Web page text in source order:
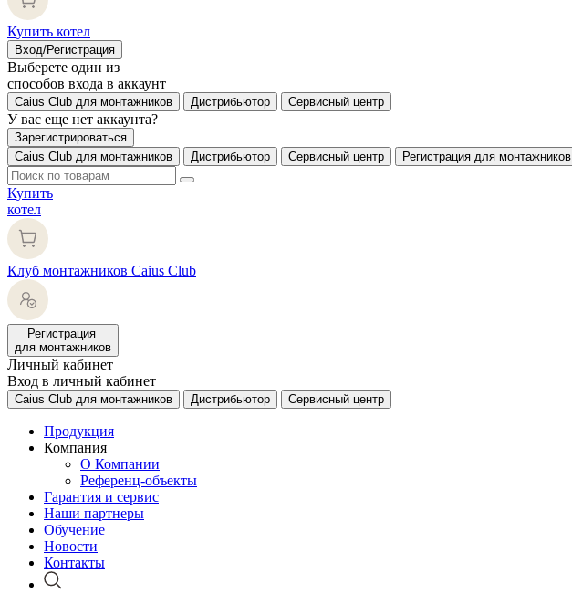
Купить котел
Вход/Регистрация
Выберете один из
способов входа в аккаунт
Caius Club для монтажников Дистрибьютор Сервисный центр
У вас еще нет аккаунта?
Зарегистрироваться
Caius Club для монтажников
Дистрибьютор Сервисный центр Регистрация для монтажников
Купить
котел
Клуб монтажников Caius Club
Регистрация
для монтажников
Личный кабинет
Вход в личный кабинет
Caius Club для монтажников Дистрибьютор Сервисный центр
Продукция
Компания
О Компании
Референц-объекты
Гарантия и сервис
Наши партнеры
Обучение
Новости
Контакты